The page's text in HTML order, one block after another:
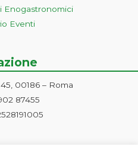
Enogastronomici
Eventi
00186 – Roma
87455